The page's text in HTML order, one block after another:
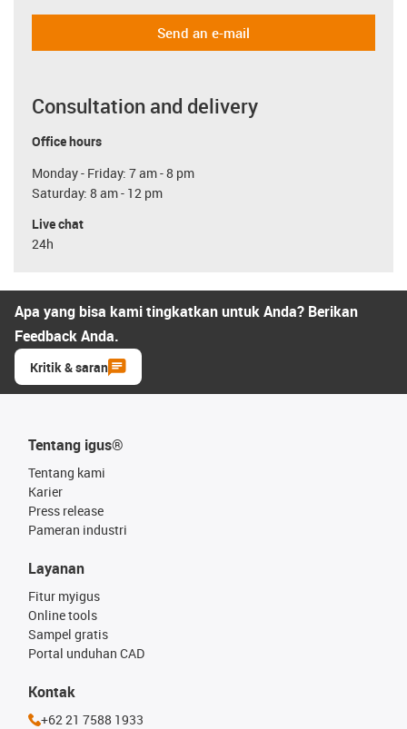
Send an e-mail
Consultation and delivery
Office hours
Monday - Friday: 7 am - 8 pm
Saturday: 8 am - 12 pm
Live chat
24h
Apa yang bisa kami tingkatkan untuk Anda? Berikan
Feedback Anda.
Kritik & saran
Tentang igus®
Tentang kami
Karier
Press release
Pameran industri
Layanan
Fitur myigus
Online tools
Sampel gratis
Portal unduhan CAD
Kontak
+62 21 7588 1933